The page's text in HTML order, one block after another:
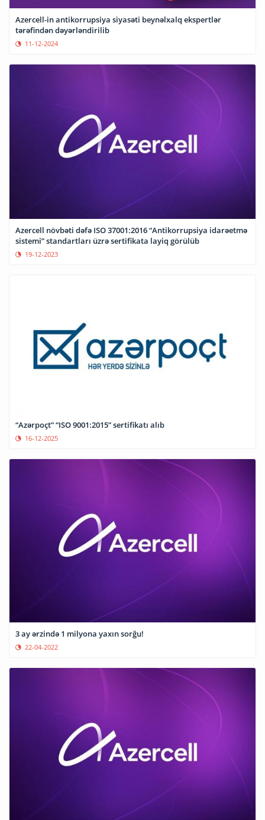
Azercell-in antikorrupsiya siyasəti beynəlxalq ekspertlər
tərəfindən dəyərləndirilib
11-12-2024
Azercell növbəti dəfə ISO 37001:2016 “Antikorrupsiya idarəetmə
19-12-2023
“Azərpoçt” “ISO 9001:2015” sertifikatı alıb
16-12-2025
3 ay ərzində 1 milyona yaxın sorğu!
22-04-2022